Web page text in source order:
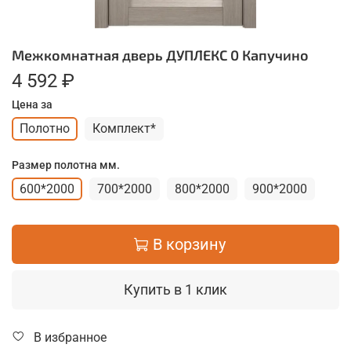
Межкомнатная дверь ДУПЛЕКС 0 Капучино
4 592 ₽
Цена за
Полотно Комплект*
Размер полотна мм.
600*2000 700*2000 800*2000 900*2000
В корзину
Купить в 1 клик
В избранное